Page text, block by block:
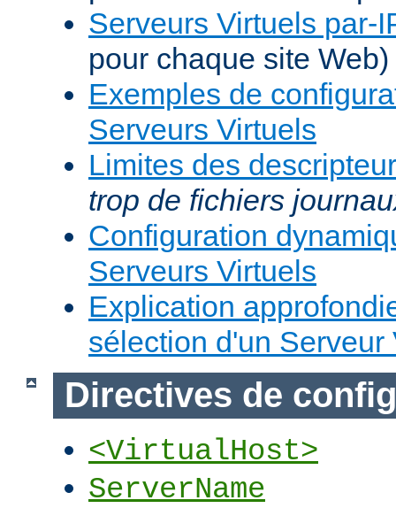
Serveurs Virtuels par-
pour chaque site Web)
Exemples de
Serveurs Virtuels
Limites des
trop de fichiers
Configuration
Serveurs Virtuels
Explication
sélection d'un Serveur
Directives de
<VirtualHost>
ServerName